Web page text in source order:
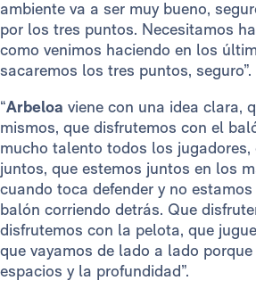
ambiente va a ser muy bueno,
por los tres puntos. Necesitamos
como venimos haciendo en los
sacaremos los tres puntos, seguro”.
“Arbeloa viene con una idea clara,
mismos, que disfrutemos con el
mucho talento todos los jugadores,
juntos, que estemos juntos en los
cuando toca defender y no
balón corriendo detrás. Que
disfrutemos con la pelota, que
que vayamos de lado a lado
espacios y la profundidad”.